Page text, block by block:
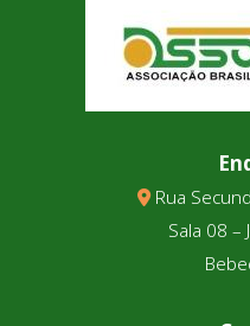
Rua
Sala 08 –